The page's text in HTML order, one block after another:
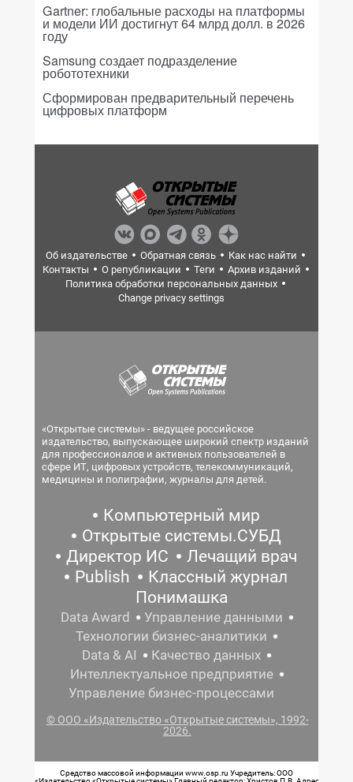
Gartner: глобальные расходы на платформы
и модели ИИ достигнут 64 млрд долл. в 2026
году
Samsung создает подразделение
робототехники
Сформирован предварительный перечень
цифровых платформ
Об издательстве Обратная связь
Как нас найти
Контакты
О републикации Теги
Архив изданий
Политика обработки персональных данных
Change privacy settings
«Открытые системы» - ведущее российское
издательство, выпускающее широкий спектр изданий
для профессионалов и активных пользователей в
сфере ИТ, цифровых устройств, телекоммуникаций,
медицины и полиграфии, журналы для детей.
Компьютерный мир
Открытые системы.СУБД
Директор ИС
Лечащий врач
Publish
Классный журнал
Понимашка
Data Award
Управление данными
Технологии бизнес-аналитики
Data & AI
Качество данных
Интеллектуальное предприятие
Управление бизнес-процессами
© ООО «Издательство «Открытые системы», 1992-
2026.
Средство массовой информации www.osp.ru Учредитель: ООО